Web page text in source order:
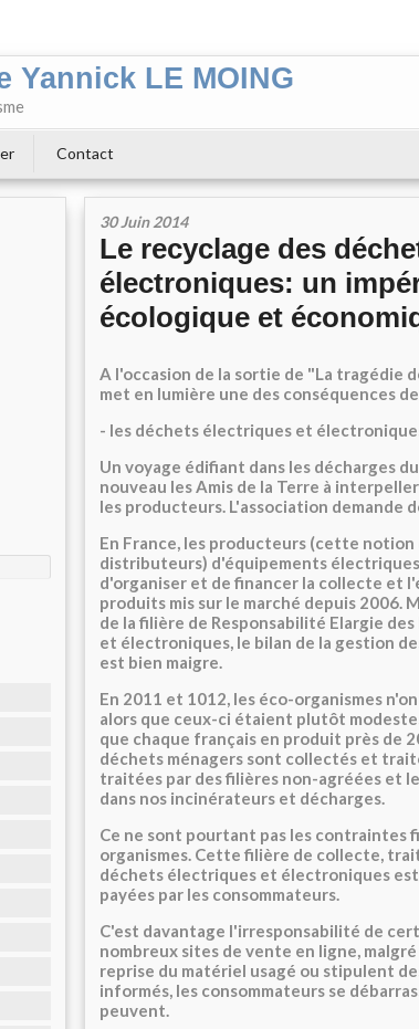
Yannick LE MOING
Contact
30 Juin 2014
Le recyclage des
électroniques: un
écologique et
A l'occasion de la sortie de "La tragédie
met en lumière une des conséquences
- les déchets électriques et
Un voyage édifiant dans les décharges
nouveau les Amis de la Terre à
les producteurs. L'association demande
En France, les producteurs (cette
distributeurs) d'équipements
d'organiser et de financer la collecte et
produits mis sur le marché depuis 2006.
de la filière de Responsabilité Elargie
et électroniques, le bilan de la gestion
est bien maigre.
En 2011 et 1012, les éco-organismes
alors que ceux-ci étaient plutôt
que chaque français en produit près de
déchets ménagers sont collectés et
traitées par des filières non-agréées et
dans nos incinérateurs et décharges.
Ce ne sont pourtant pas les contraintes
organismes. Cette filière de collecte,
déchets électriques et électroniques
payées par les consommateurs.
C'est davantage l'irresponsabilité de
nombreux sites de vente en ligne,
reprise du matériel usagé ou stipulent
informés, les consommateurs se
peuvent.